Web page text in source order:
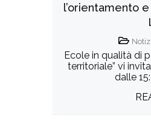
l’orientamento
Ecole in qualità di
territoriale” vi
dalle